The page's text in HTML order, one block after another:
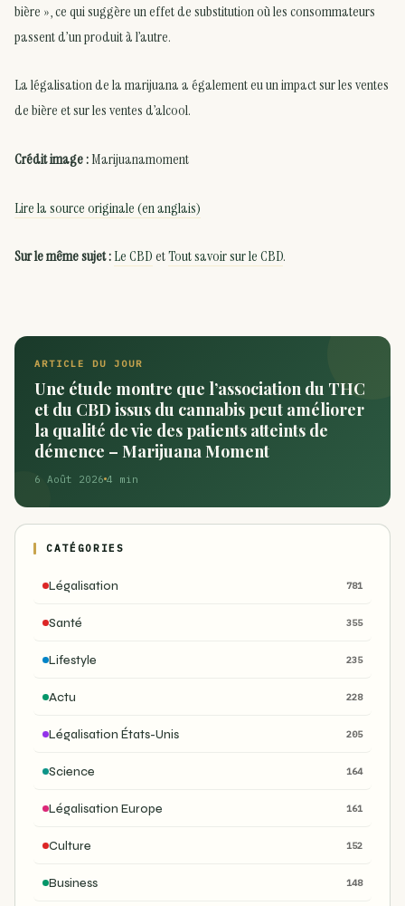
bière », ce qui suggère un effet de substitution où les consommateurs
passent d’un produit à l’autre.
La légalisation de la marijuana a également eu un impact sur les ventes
de bière et sur les ventes d’alcool.
Crédit image :Marijuanamoment
Lire la source originale (en anglais)
Sur le même sujet :Le CBDetTout savoir sur le CBD.
ARTICLE DU JOUR
Une étude montre que l’association du THC
et du CBD issus du cannabis peut améliorer
la qualité de vie des patients atteints de
démence – Marijuana Moment
6 Août 2026 4 min
CATÉGORIES
Légalisation 781
Santé 355
Lifestyle 235
Actu 228
Légalisation États-Unis 205
Science 164
Légalisation Europe 161
Culture 152
Business 148